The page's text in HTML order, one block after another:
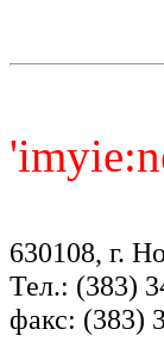
630108, г.
Тел.: (383)
факс: (383)